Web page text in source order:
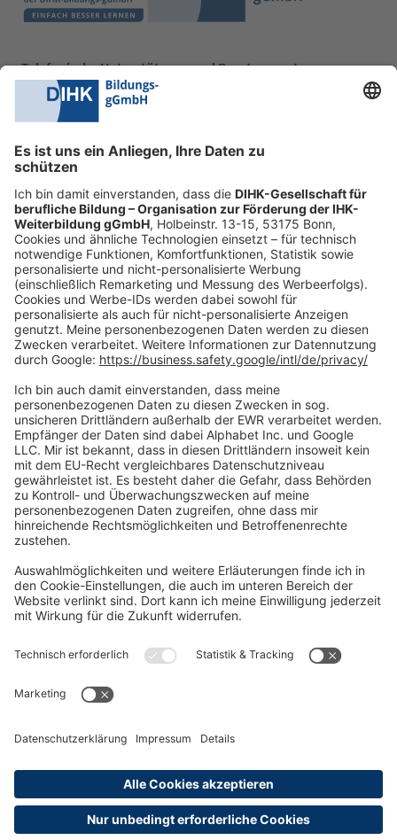
Telefonische Unterstützung und Beratung unter:
0228 6205 205
Fr.:
09:00-14:00 Uhr
shop@dihk-bildung.shop
Vertrag widerrufen
Zahlungsarten
Social Media
Oft Gesucht
Rund um die Prüfung
Datenschutzerklärung
Widerrufsrecht
Versandinformationen
Erklärung zur Barrierefreiheit
Abonnements hier kündigen
Cookie-Einstellungen